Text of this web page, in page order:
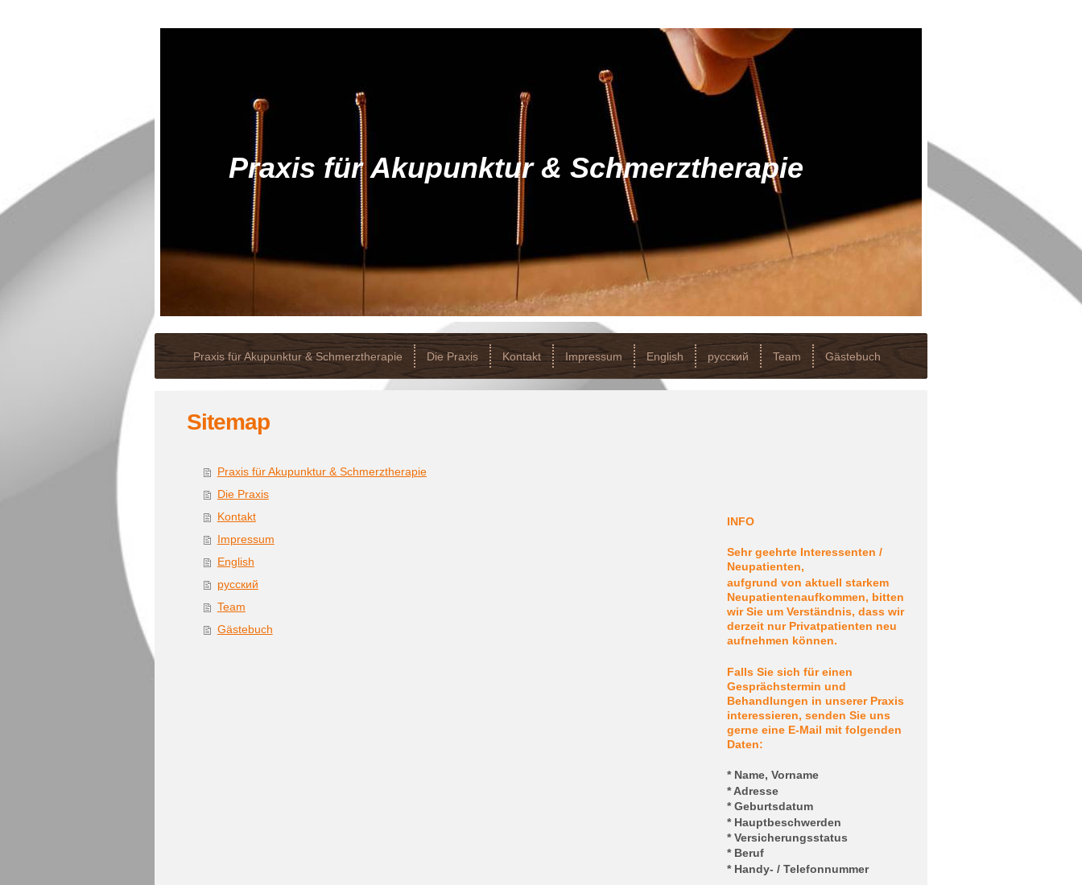
Praxis für Akupunktur & Schmerztherapie
Praxis für Akupunktur & Schmerztherapie Die Praxis Kontakt Impressum English русский Team Gästebuch
Sitemap
Praxis für Akupunktur & Schmerztherapie
Die Praxis
Kontakt
Impressum
English
русский
Team
Gästebuch
INFO
Sehr geehrte Interessenten /
Neupatienten,
aufgrund von aktuell starkem
Neupatientenaufkommen, bitten
wir Sie um Verständnis, dass wir
derzeit nur Privatpatienten neu
aufnehmen können.
Falls Sie sich für einen
Gesprächstermin und
Behandlungen in unserer Praxis
interessieren, senden Sie uns
gerne eine E-Mail mit folgenden
Daten:
* Name, Vorname
* Adresse
* Geburtsdatum
* Hauptbeschwerden
* Versicherungsstatus
* Beruf
* Handy- / Telefonnummer